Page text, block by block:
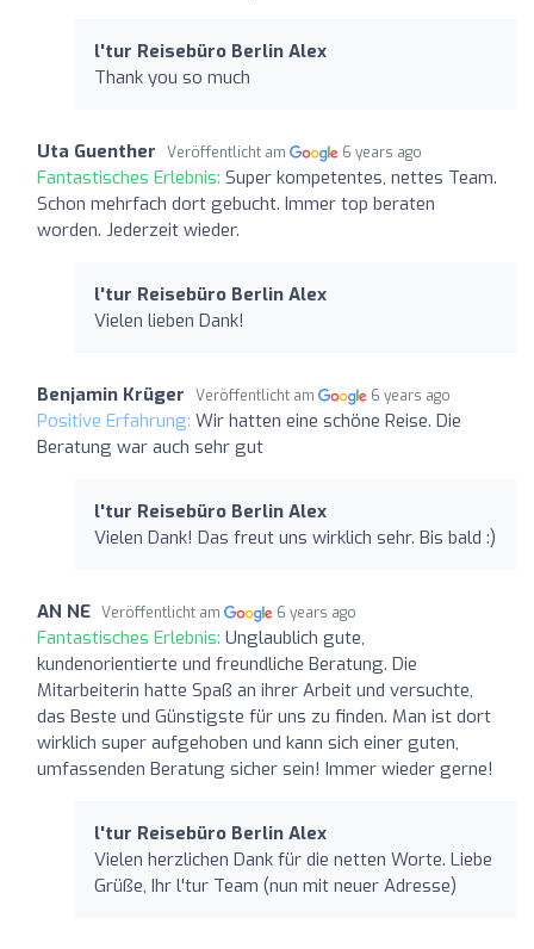
l'tur Reisebüro Berlin Alex
Thank you so much
Uta Guenther Veröffentlicht am 6 years ago
Fantastisches Erlebnis: Super kompetentes, nettes Team.
Schon mehrfach dort gebucht. Immer top beraten
worden. Jederzeit wieder.
l'tur Reisebüro Berlin Alex
Vielen lieben Dank!
Benjamin Krüger Veröffentlicht am 6 years ago
Positive Erfahrung: Wir hatten eine schöne Reise. Die
Beratung war auch sehr gut
l'tur Reisebüro Berlin Alex
Vielen Dank! Das freut uns wirklich sehr. Bis bald :)
AN NE Veröffentlicht am 6 years ago
Fantastisches Erlebnis: Unglaublich gute,
kundenorientierte und freundliche Beratung. Die
Mitarbeiterin hatte Spaß an ihrer Arbeit und versuchte,
das Beste und Günstigste für uns zu finden. Man ist dort
wirklich super aufgehoben und kann sich einer guten,
umfassenden Beratung sicher sein! Immer wieder gerne!
l'tur Reisebüro Berlin Alex
Vielen herzlichen Dank für die netten Worte. Liebe
Grüße, Ihr l'tur Team (nun mit neuer Adresse)